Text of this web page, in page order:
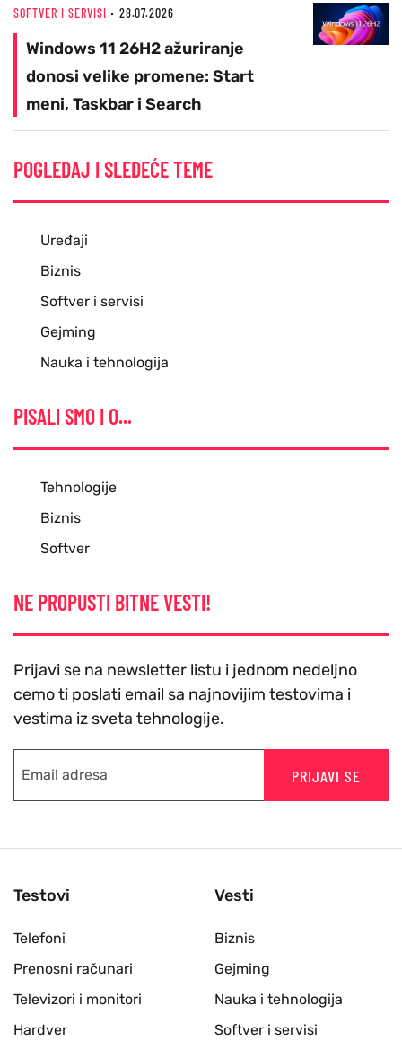
SOFTVER I SERVISI 28.07.2026
Windows 11 26H2 ažuriranje
donosi velike promene: Start
meni, Taskbar i Search
POGLEDAJ I SLEDEĆE TEME
Uređaji
Biznis
Softver i servisi
Gejming
Nauka i tehnologija
PISALI SMO I O...
Tehnologije
Biznis
Softver
NE PROPUSTI BITNE VESTI!
Prijavi se na newsletter listu i jednom nedeljno
cemo ti poslati email sa najnovijim testovima i
vestima iz sveta tehnologije.
PRIJAVI SE
Testovi
Telefoni
Prenosni računari
Televizori i monitori
Hardver
Vesti
Biznis
Gejming
Nauka i tehnologija
Softver i servisi